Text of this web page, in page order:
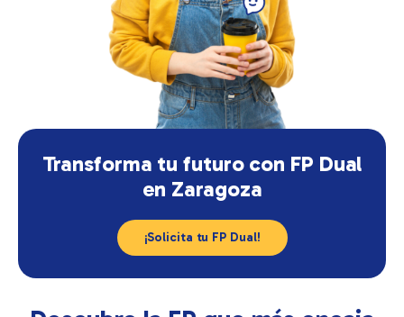
Transforma tu futuro con FP Dual
en Zaragoza
¡Solicita tu FP Dual!